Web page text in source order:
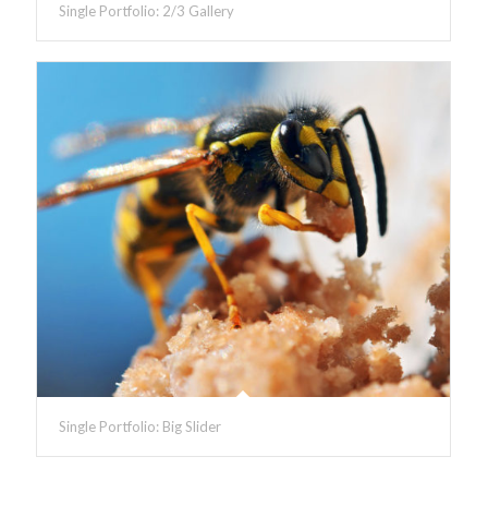
Single Portfolio: 2/3 Gallery
Single Portfolio: Big Slider